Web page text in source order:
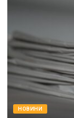
НОВИНИ